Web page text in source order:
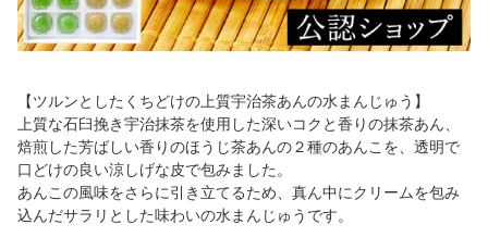
【ツルンとしたくちどけの上質宇治茶あんの水まんじゅう】
上質な石臼挽き宇治抹茶を使用した深いコクと香りの抹茶あん、
焙煎した芳ばしい香りのほうじ茶あんの２種のあんこを、透明で
口どけの良い涼しげな皮で包みました。
あんこの風味をさらに引き立てるため、真ん中にクリームを包み
込んだサラリとした味わいの水まんじゅうです。